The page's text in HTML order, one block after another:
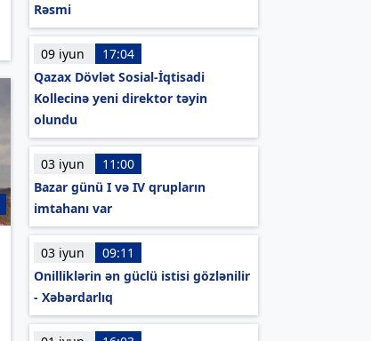
Rəsmi
09 iyun
17:04
Qazax Dövlət Sosial-İqtisadi
Kollecinə yeni direktor təyin
olundu
03 iyun
11:00
Bazar günü I və IV qrupların
imtahanı var
03 iyun
09:11
Onilliklərin ən güclü istisi gözlənilir
- Xəbərdarlıq